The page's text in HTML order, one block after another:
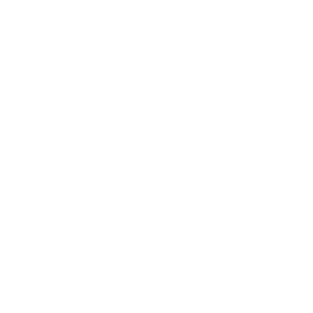
лазаний. Фиби рассказывает Рэйчел правду